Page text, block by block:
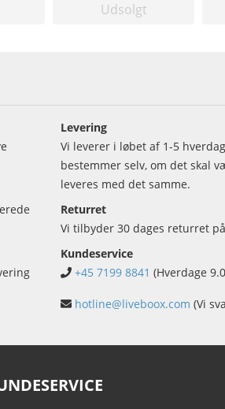
Udsolgt
Levering
Vi leverer i løbet af 1-5
bestemmer selv, om det skal
leveres med det samme.
Returret
Vi tilbyder 30 dages returret
Kundeservice
+45 7199 8841 (Hverdage
hotline@liveboox.com (Vi